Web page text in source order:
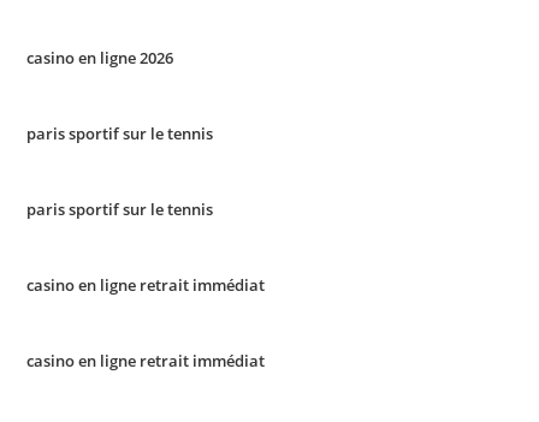
casino en ligne 2026
paris sportif sur le tennis
paris sportif sur le tennis
casino en ligne retrait immédiat
casino en ligne retrait immédiat